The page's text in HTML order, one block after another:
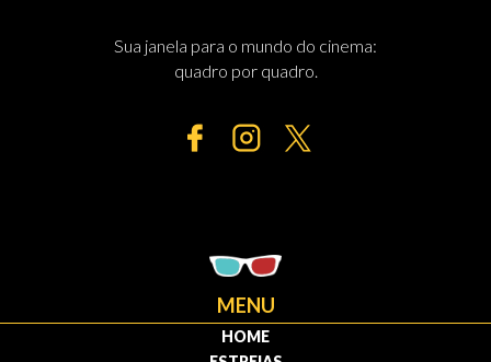
Sua janela para o mundo do cinema:
quadro por quadro.
MENU
HOME